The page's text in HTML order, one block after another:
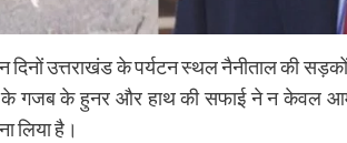
दिनों उत्तराखंड के पर्यटन स्थल नैनीताल की
के गजब के हुनर और हाथ की सफाई ने न केवल
लिया है।